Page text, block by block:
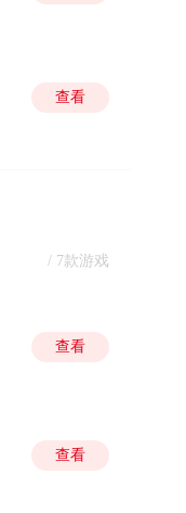
查看
/ 7款游戏
查看
查看